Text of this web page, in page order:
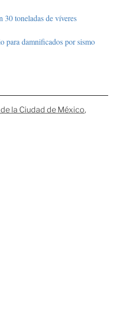
toneladas de víveres
para damnificados por sismo
la Ciudad de México